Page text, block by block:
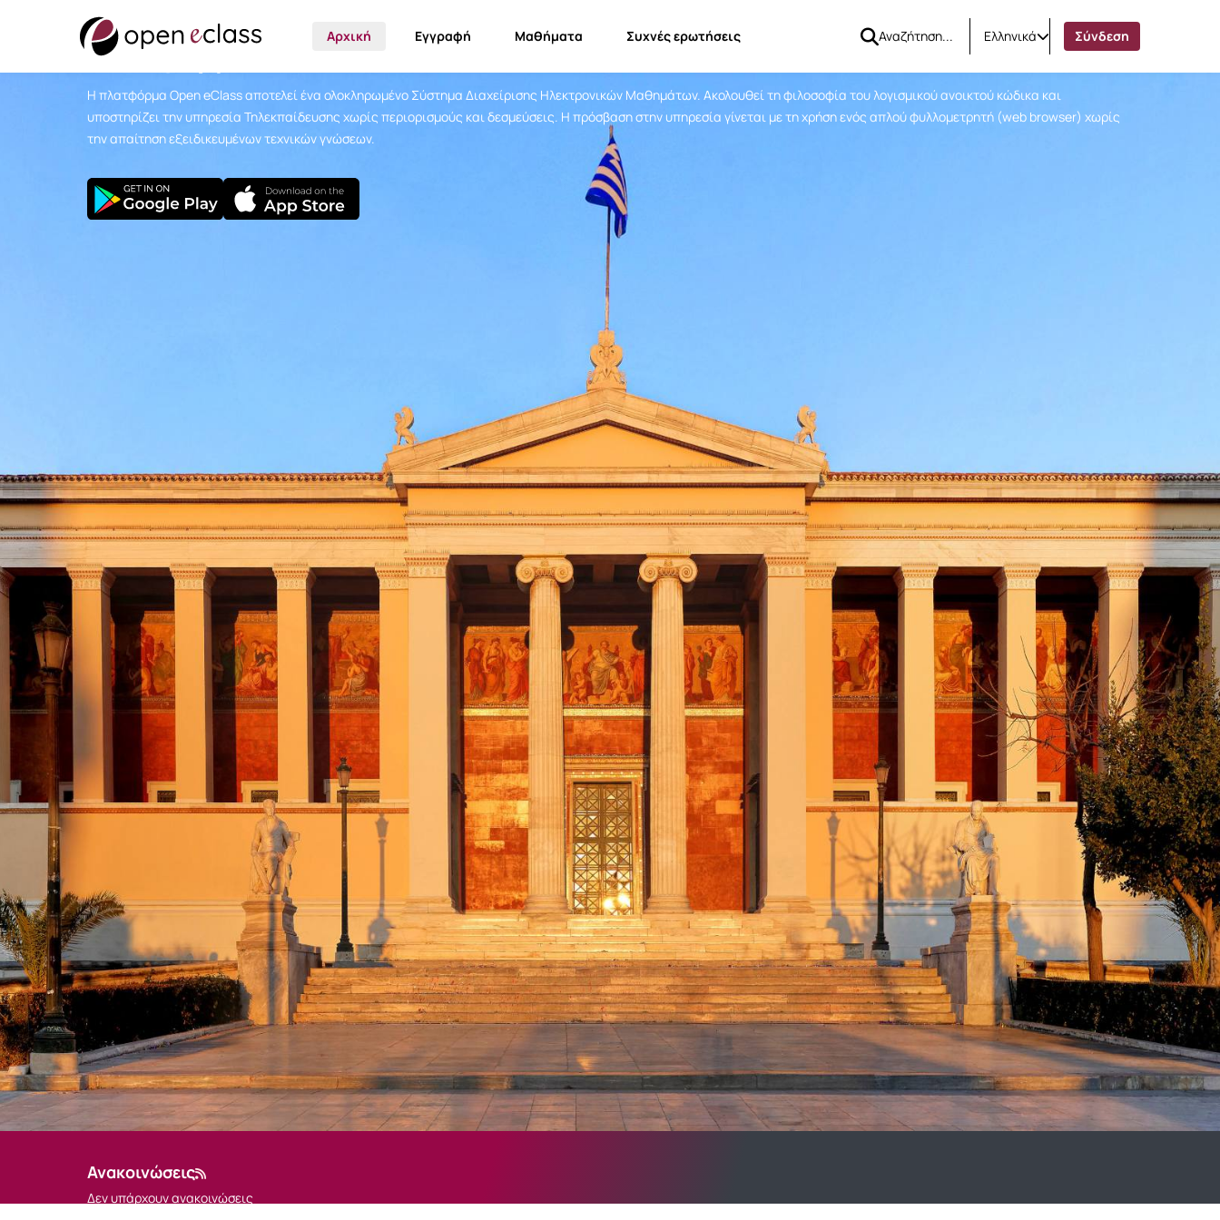
Αρχική Εγγραφή Μαθήματα Συχνές ερωτήσεις Ελληνικά Σύνδεση
Αρχική Σελίδα
Πλατφόρμα Τηλεκπαίδευσης
Η πλατφόρμα Open eClass αποτελεί ένα ολοκληρωμένο Σύστημα Διαχείρισης Ηλεκτρονικών Μαθημάτων. Ακολουθεί τη φιλοσοφία του λογισμικού ανοικτού κώδικα και
υποστηρίζει την υπηρεσία Τηλεκπαίδευσης χωρίς περιορισμούς και δεσμεύσεις. Η πρόσβαση στην υπηρεσία γίνεται με τη χρήση ενός απλού φυλλομετρητή (web browser) χωρίς
την απαίτηση εξειδικευμένων τεχνικών γνώσεων.
Ανακοινώσεις
Δεν υπάρχουν ανακοινώσεις